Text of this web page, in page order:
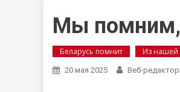
Мы
Беларусь помнит Из нашей
20 мая 2025 Веб-редактор